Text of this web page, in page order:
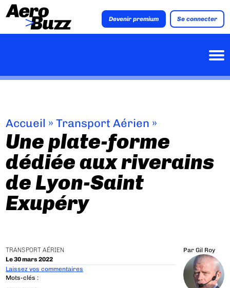
Devenir premium Se connecter
Accueil »Transport Aérien »
Une plate-forme
dédiée aux riverains
de Lyon-Saint
Exupéry
TRANSPORT AÉRIEN
Le 30 mars 2022
Par Gil Roy
Laissez vos commentaires
Mots-clés :